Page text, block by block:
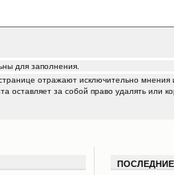
для заполнения.
отражают исключительно мнения
оставляет за собой право удалять или